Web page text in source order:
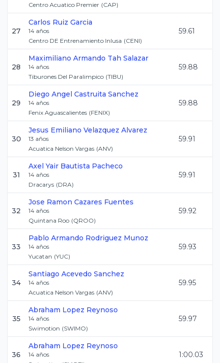
Centro Acuatico Premier (CAP)
27
Carlos Ruiz Garcia
14 años
Centro DE Entrenamiento Inlusa (CENI)
59.61
28
Maximiliano Armando Tah Salazar
14 años
Tiburones Del Paralimpico (TIBU)
59.88
29
Diego Angel Castruita Sanchez
14 años
Fenix Aguascalientes (FENIX)
59.88
30
Jesus Emiliano Velazquez Alvarez
13 años
Acuatica Nelson Vargas (ANV)
59.91
31
Axel Yair Bautista Pacheco
14 años
Dracarys (DRA)
59.91
32
Jose Ramon Cazares Fuentes
14 años
Quintana Roo (QROO)
59.92
33
Pablo Armando Rodriguez Munoz
14 años
Yucatan (YUC)
59.93
34
Santiago Acevedo Sanchez
14 años
Acuatica Nelson Vargas (ANV)
59.95
35
Abraham Lopez Reynoso
14 años
Swimotion (SWIMO)
59.97
36
Abraham Lopez Reynoso
14 años
1:00.03